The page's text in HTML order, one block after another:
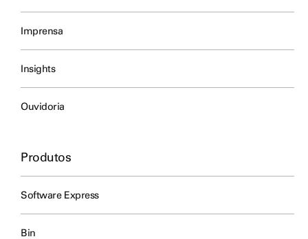
Imprensa
Insights
Ouvidoria
Produtos
Software Express
Bin